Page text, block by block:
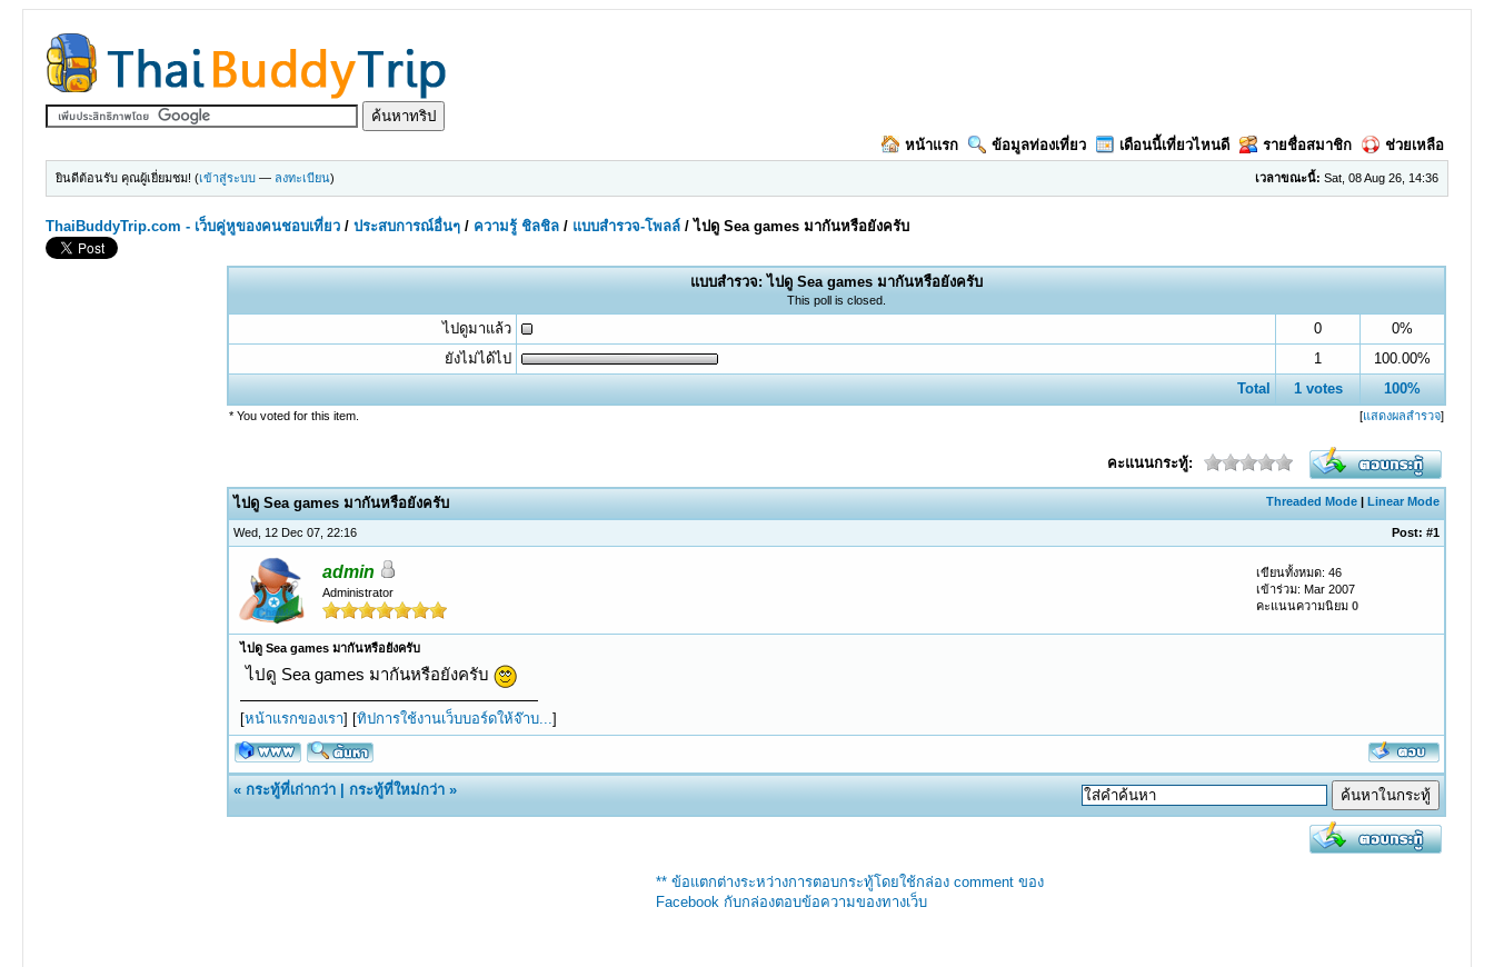
หน้าแรก ข้อมูลท่องเที่ยว เดือนนี้เที่ยวไหนดี รายชื่อสมาชิก ช่วยเหลือ
เวลาขณะนี้: Sat, 08 Aug 26, 14:36
ยินดีต้อนรับ คุณผู้เยี่ยมชม! (เข้าสู่ระบบ — ลงทะเบียน)
ThaiBuddyTrip.com - เว็บคู่หูของคนชอบเที่ยว /ประสบการณ์อื่นๆ / ความรู้ ชิลชิล / แบบสำรวจ-โพลล์ /ไปดู Sea games มากันหรือยังครับ
แบบสำรวจ: ไปดู Sea games มากันหรือยังครับ
This poll is closed.
ไปดูมาแล้ว 0
0%
ยังไม่ได้ไป
1
100.00%
Total
1 votes 100%
* You voted for this item. [แสดงผลสำรวจ]
คะแนนกระทู้:
Threaded Mode |Linear Mode
ไปดู Sea games มากันหรือยังครับ
Wed, 12 Dec 07, 22:16 Post:#1
admin
Administrator
เขียนทั้งหมด: 46
เข้าร่วม: Mar 2007
คะแนนความนิยม0
ไปดู Sea games มากันหรือยังครับ
ไปดู Sea games มากันหรือยังครับ
[หน้าแรกของเรา] [ทิปการใช้งานเว็บบอร์ดให้จ๊าบ...]
«กระทู้ที่เก่ากว่า |กระทู้ที่ใหม่กว่า »
** ข้อแตกต่างระหว่างการตอบกระทู้โดยใช้กล่อง comment ของ
Facebook กับกล่องตอบข้อความของทางเว็บ